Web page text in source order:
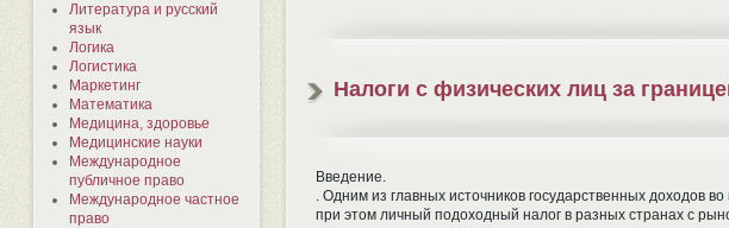
Литература и русский
язык
Логика
Логистика
Маркетинг
Математика
Медицина, здоровье
Медицинские науки
Международное
публичное право
Международное частное
право
Налоги с физических лиц за
Введение.
. Одним из главных источников государственных доходов
при этом личный подоходный налог в разных странах с